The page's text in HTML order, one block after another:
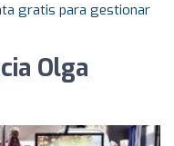
gratis para gestionar
Olga